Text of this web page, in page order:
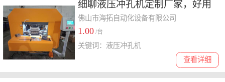
细聊液压冲孔机定制厂家，好用
的品牌有哪些
佛山市海拓自动化设备有限公司
1.00 /台
查看详细
关键词：液压冲孔机